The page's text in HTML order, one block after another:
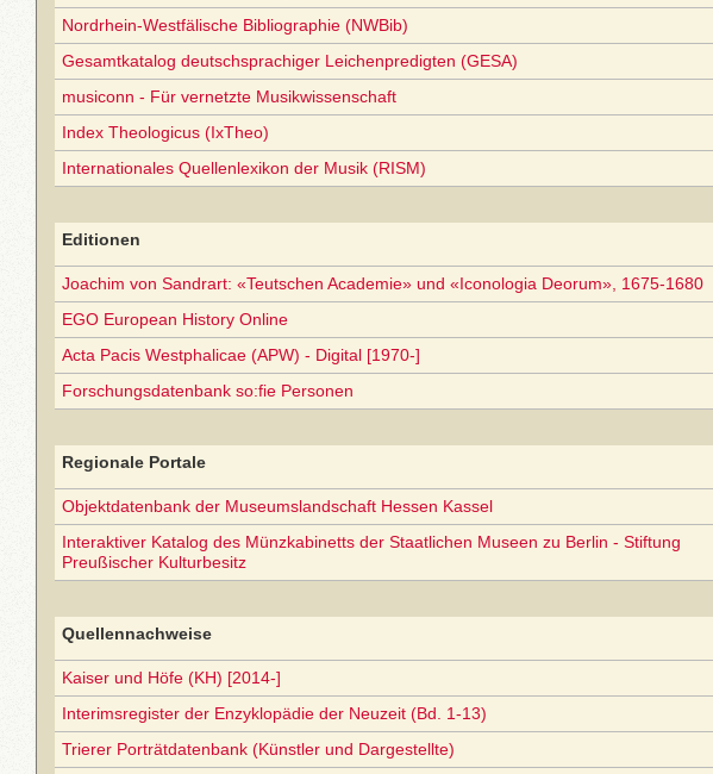
Nordrhein-Westfälische Bibliographie (NWBib)
Gesamtkatalog deutschsprachiger Leichenpredigten (GESA)
musiconn - Für vernetzte Musikwissenschaft
Index Theologicus (IxTheo)
Internationales Quellenlexikon der Musik (RISM)
Editionen
Joachim von Sandrart: «Teutschen Academie» und «Iconologia Deorum», 1675-1680
EGO European History Online
Acta Pacis Westphalicae (APW) - Digital [1970-]
Forschungsdatenbank so:fie Personen
Regionale Portale
Objektdatenbank der Museumslandschaft Hessen Kassel
Interaktiver Katalog des Münzkabinetts der Staatlichen Museen zu Berlin - Stiftung
Preußischer Kulturbesitz
Quellennachweise
Kaiser und Höfe (KH) [2014-]
Interimsregister der Enzyklopädie der Neuzeit (Bd. 1-13)
Trierer Porträtdatenbank (Künstler und Dargestellte)